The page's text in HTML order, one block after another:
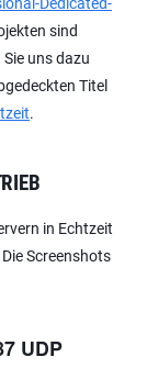
sind
uns dazu
Titel
.
in Echtzeit
Screenshots
UDP